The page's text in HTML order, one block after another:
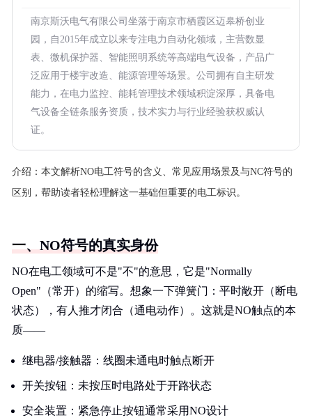
南京斯沃电气有限公司坐落于南京市栖霞区迈皋桥创业
园，自2015年成立以来专注电力自动化领域，主营数显
表、微机保护器、智能照明系统等高端电气设备，产品广
泛应用于楼宇改造、能源管理等场景。公司拥有自主研发
能力，在电力监控、能耗管理技术领域积淀深厚，具备电
气设备全链条服务资质，技术实力与行业经验获权威认
证。
介绍： 本文解析NO电工符号的含义、常见应用场景及与NC符号的
区别，帮助读者轻松理解这一基础但重要的电工标识。
一、NO符号的真实身份
NO在电工领域可不是"不"的意思，它是"Normally
Open"（常开）的缩写。想象一下弹簧门：平时敞开（断电
状态），有人推才闭合（通电动作）。这就是NO触点的本
质——
继电器/接触器：线圈未通电时触点断开
开关按钮：未按压时电路处于开路状态
安全装置：紧急停止按钮通常采用NO设计